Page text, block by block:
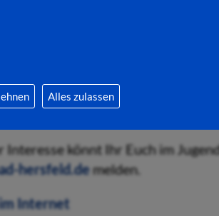
Alles zulassen
denn die Plätze sind begrenzt!
wir im Sinne der
mit den Jugendlichen
Interesse könnt Ihr Euch im
hersfeld.demelden.
Internet